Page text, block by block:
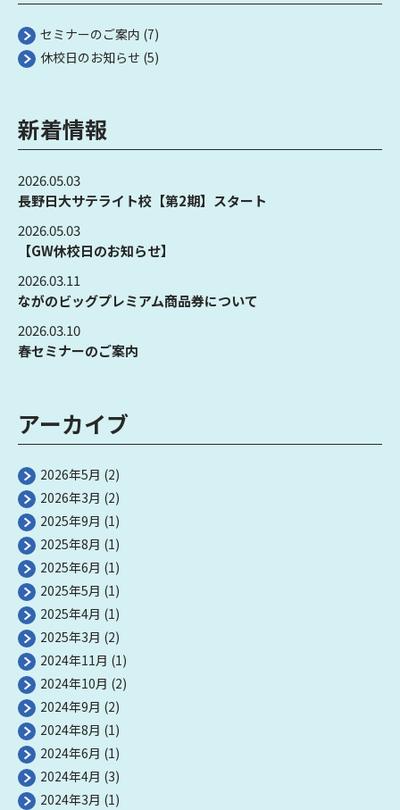
セミナーのご案内 (7)
休校日のお知らせ (5)
新着情報
2026.05.03
長野日大サテライト校【第2期】スタート
2026.05.03
【GW休校日のお知らせ】
2026.03.11
ながのビッグプレミアム商品券について
2026.03.10
春セミナーのご案内
アーカイブ
2026年5月 (2)
2026年3月 (2)
2025年9月 (1)
2025年8月 (1)
2025年6月 (1)
2025年5月 (1)
2025年4月 (1)
2025年3月 (2)
2024年11月 (1)
2024年10月 (2)
2024年9月 (2)
2024年8月 (1)
2024年6月 (1)
2024年4月 (3)
2024年3月 (1)